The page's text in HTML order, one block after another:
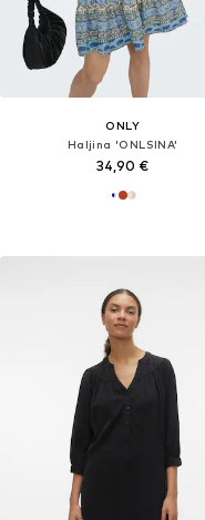
ONLY
Haljina 'ONLSINA'
34,90 €